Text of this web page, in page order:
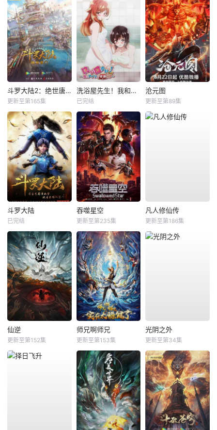
斗罗大陆2：绝世唐门
更新至第165集
洗浴屋先生！我和那家伙在女浴池！？
已完结
沧元图
更新至第89集
斗罗大陆
已完结
吞噬星空
更新至第235集
凡人修仙传
更新至第186集
仙逆
更新至第152集
师兄啊师兄
更新至第153集
光阴之外
更新至第34集